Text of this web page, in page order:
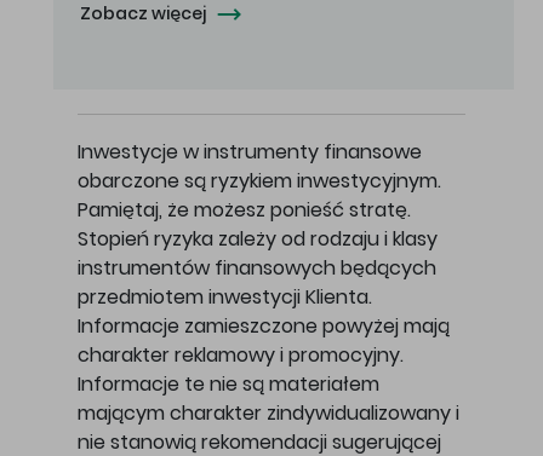
Zobacz więcej
Inwestycje w instrumenty finansowe
obarczone są ryzykiem inwestycyjnym.
Pamiętaj, że możesz ponieść stratę.
Stopień ryzyka zależy od rodzaju i klasy
instrumentów finansowych będących
przedmiotem inwestycji Klienta.
Informacje zamieszczone powyżej mają
charakter reklamowy i promocyjny.
Informacje te nie są materiałem
mającym charakter zindywidualizowany i
nie stanowią rekomendacji sugerującej